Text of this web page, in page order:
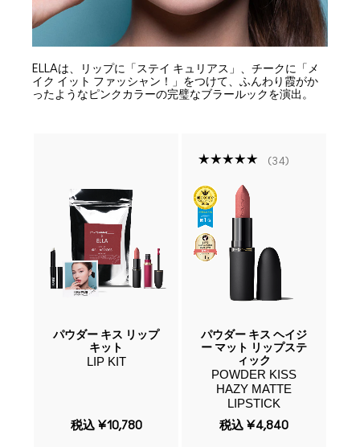
ELLAは、リップに「ステイ キュリアス」、チークに「メ
イク イット ファッシャン！」をつけて、ふんわり霞がか
ったようなピンクカラーの完璧なブラールックを演出。
パウダー キス リップ
キット
LIP KIT
税込 ¥10,780
34
パウダー キス ヘイジ
ー マット リップステ
ィック
POWDER KISS
HAZY MATTE
LIPSTICK
税込 ¥4,840